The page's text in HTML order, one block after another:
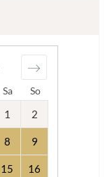
Sa So
1 2
8 9
15 16